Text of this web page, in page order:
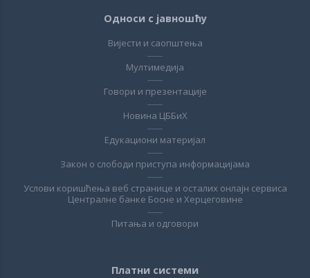
Односи с јавношћу
Вијести и саопштења
Мултимедија
Говори и презентације
Новина ЦББиХ
Едукациони материјал
Закон о слободи приступа информацијама
Услови коришћења веб странице и осталих онлајн сервиса
Централне банке Босне и Херцеговине
Питања и одговори
Платни системи